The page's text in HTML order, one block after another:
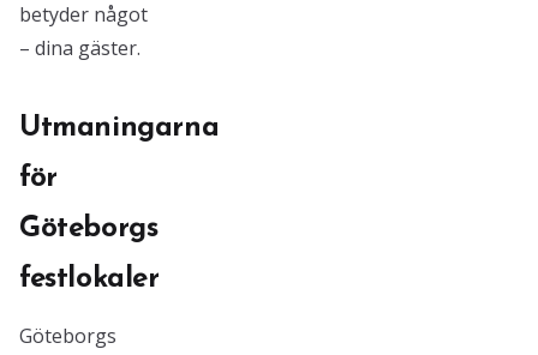
betyder något
– dina gäster.
Utmaningarna
för
Göteborgs
festlokaler
Göteborgs